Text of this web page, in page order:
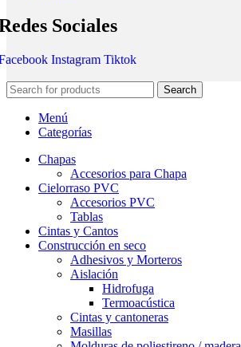
Sociales
Instagram Tiktok
Search
Menú
Categorías
Chapas
Accesorios para Chapa
Cielorraso PVC
Accesorios PVC
Tablas
Cintas y Cantos
Construcción en seco
Adhesivos y Morteros
Aislación
Hidrofuga
Termoacústica
Cintas y cantoneras
Masillas